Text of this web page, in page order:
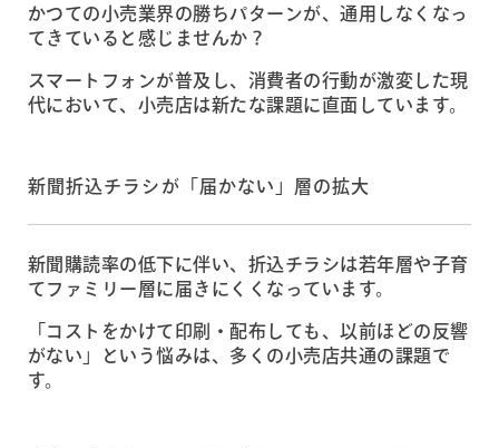
かつての小売業界の勝ちパターンが、通用しなくなっ
てきていると感じませんか？
スマートフォンが普及し、消費者の行動が激変した現
代において、小売店は新たな課題に直面しています。
新聞折込チラシが「届かない」層の拡大
新聞購読率の低下に伴い、折込チラシは若年層や子育
てファミリー層に届きにくくなっています。
「コストをかけて印刷・配布しても、以前ほどの反響
がない」という悩みは、多くの小売店共通の課題で
す。